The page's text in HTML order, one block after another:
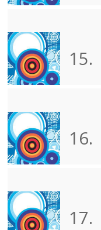
15.
16.
17.